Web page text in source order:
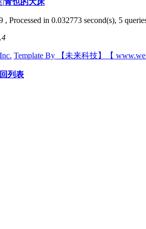
, Processed in 0.032773 second(s), 5
Template By 【未来科技】【
列表